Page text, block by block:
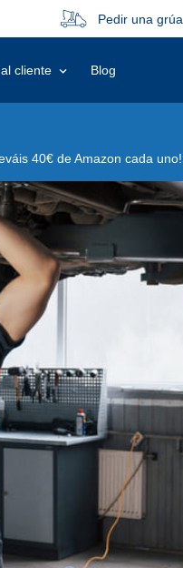
Pedir una grúa
cliente Blog
40€ de Amazon cada uno!